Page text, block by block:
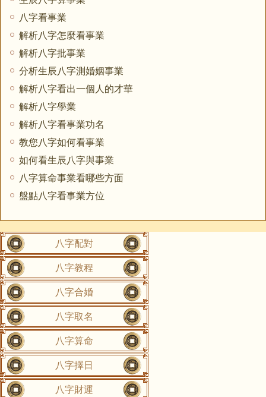
八字看事業
解析八字怎麼看事業
解析八字批事業
分析生辰八字測婚姻事業
解析八字看出一個人的才華
解析八字學業
解析八字看事業功名
教您八字如何看事業
如何看生辰八字與事業
八字算命事業看哪些方面
盤點八字看事業方位
八字配對
八字教程
八字合婚
八字取名
八字算命
八字擇日
八字財運